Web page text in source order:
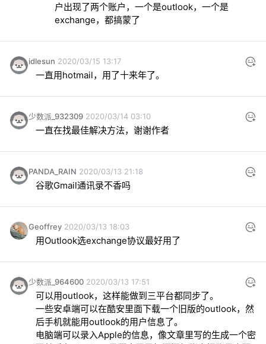
户出现了两个账户，一个是outlook，一个是
exchange，都搞蒙了
idlesun 2020/03/15 13:17
一直用hotmail，用了十来年了。
少数派_932309 2020/03/14 03:10
一直在找最佳解决方法，谢谢作者
PANDA_RAIN 2020/03/13 21:18
谷歌Gmail通讯录不香吗
Geoffrey 2020/03/13 18:03
用Outlook选exchange协议最好用了
少数派_964600 2020/03/13 17:51
可以用outlook，这样能做到三平台都同步了。
一些安卓端可以在酷安里面下载一个旧版的outlook，然
后手机就能用outlook的用户信息了。
电脑端可以录入Apple的信息，像文章里写的生成一个密